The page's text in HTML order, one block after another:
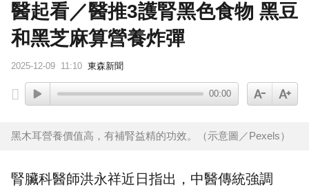
醫起看／醫推3護腎黑色食物 黑豆
和黑芝麻算營養炸彈
2025-12-09 11:10 東森新聞
00:00
黑木耳營養價值高，有補腎益精的功效。（示意圖／Pexels）
腎臟科醫師洪永祥近日指出， 中醫傳統強調